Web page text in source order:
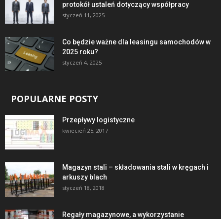
protokół ustaleń dotyczący współpracy
styczeń 11, 2025
Co będzie ważne dla leasingu samochodów w
2025 roku?
styczeń 4, 2025
POPULARNE POSTY
Przepływy logistyczne
kwiecień 25, 2017
Magazyn stali – składowania stali w kręgach i
arkuszy blach
styczeń 18, 2018
Regały magazynowe, a wykorzystanie